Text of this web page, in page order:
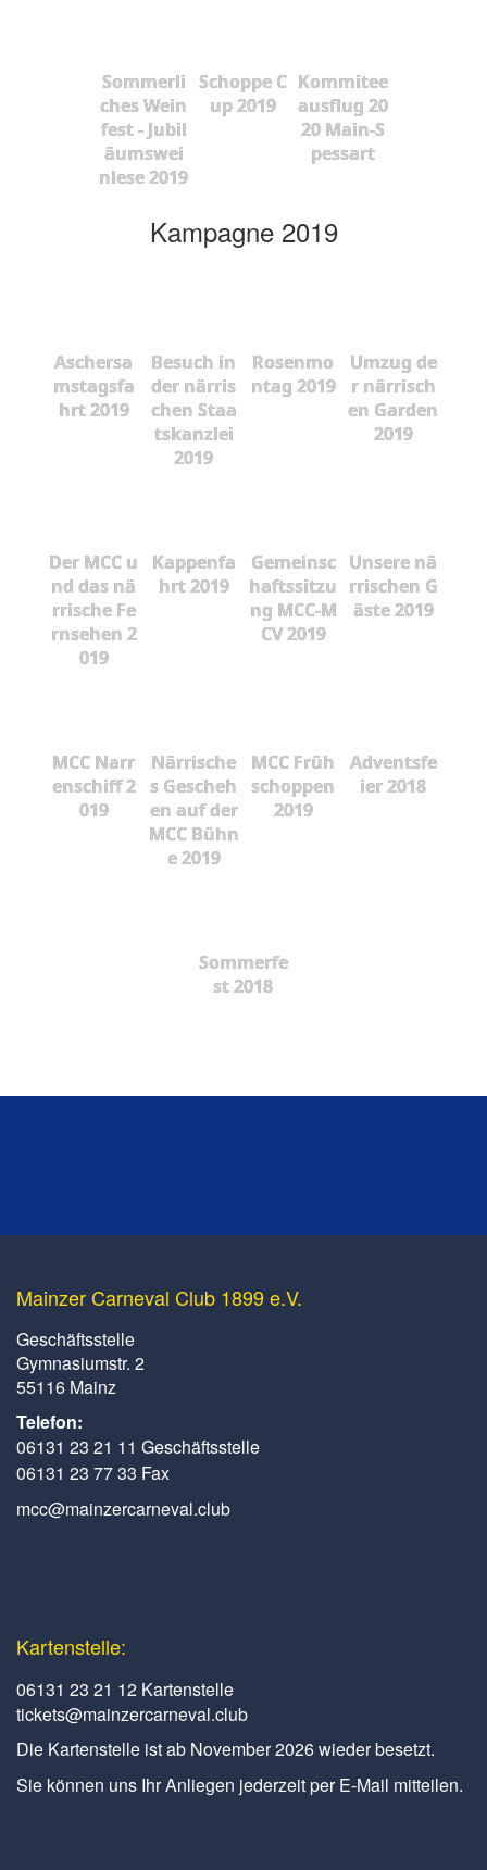
Sommerli
ches Wein
fest - Jubil
äumswei
nlese 2019
Schoppe C
up 2019
Kommitee
ausflug 20
20 Main-S
pessart
Kampagne 2019
Aschersa
mstagsfa
hrt 2019
Besuch in
der närris
chen Staa
tskanzlei
2019
Rosenmo
ntag 2019
Umzug de
r närrisch
en Garden
2019
Der MCC u
nd das nä
rrische Fe
rnsehen 2
019
Kappenfa
hrt 2019
Gemeinsc
haftssitzu
ng MCC-M
CV 2019
Unsere nä
rrischen G
äste 2019
MCC Narr
enschiff 2
019
Närrische
s Gescheh
en auf der
MCC Bühn
e 2019
MCC Früh
schoppen
2019
Adventsfe
ier 2018
Sommerfe
st 2018
Mainzer Carneval Club 1899 e.V.
Geschäftsstelle
Gymnasiumstr. 2
55116 Mainz
Telefon:
06131 23 21 11 Geschäftsstelle
06131 23 77 33 Fax
mcc@mainzercarneval.club
Kartenstelle:
06131 23 21 12 Kartenstelle
tickets@mainzercarneval.club
Die Kartenstelle ist ab November 2026 wieder besetzt.
Sie können uns Ihr Anliegen jederzeit per E-Mail mitteilen.